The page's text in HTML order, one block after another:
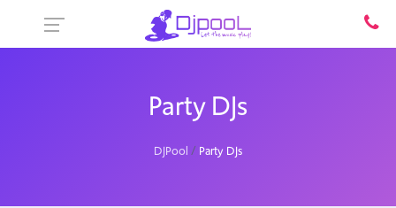
Party DJs
DJPool Party DJs